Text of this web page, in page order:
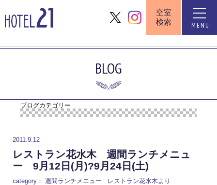
toggle
MENU
空室
検索
BLOG
ブログカテゴリー
2011.9.12
レストラン花水木 週間ランチメニュ
ー 9月12日(月)?9月24日(土)
category： 週間ランチメニュー レストラン花水木より